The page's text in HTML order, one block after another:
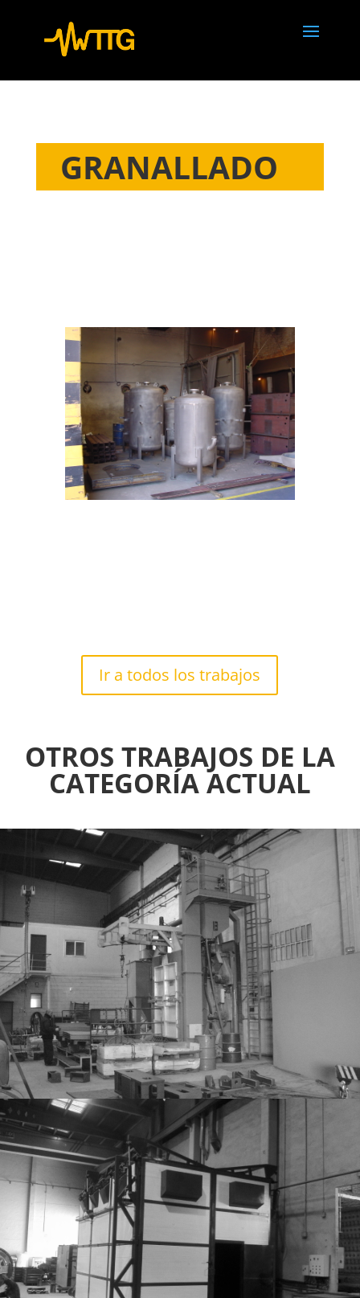
GRANALLADO
Ir a todos los trabajos
OTROS TRABAJOS DE LA
CATEGORÍA ACTUAL